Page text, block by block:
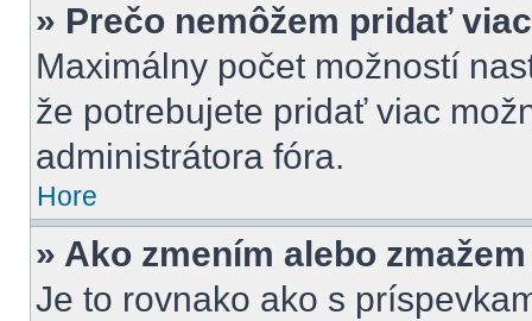
» Prečo nemôžem pridať
Maximálny počet možností
že potrebujete pridať viac
administrátora fóra.
Hore
» Ako zmením alebo
Je to rovnako ako s